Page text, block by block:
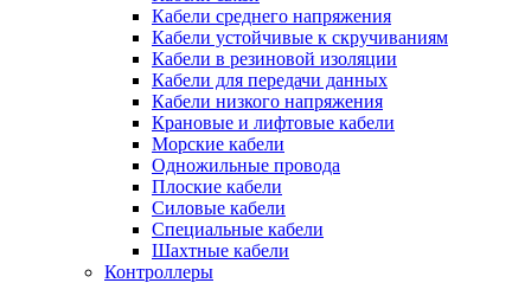
Кабели среднего напряжения
Кабели устойчивые к скручиваниям
Кабели в резиновой изоляции
Кабели для передачи данных
Кабели низкого напряжения
Крановые и лифтовые кабели
Морские кабели
Одножильные провода
Плоские кабели
Силовые кабели
Специальные кабели
Шахтные кабели
Контроллеры